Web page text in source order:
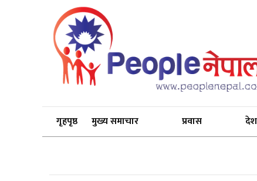
गृहपृष्ठ मुख्य समाचार प्रवास देश